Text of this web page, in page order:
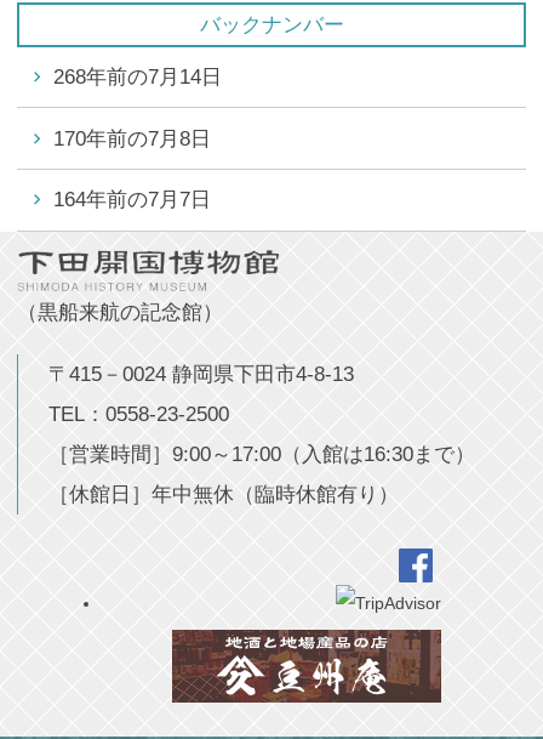
バックナンバー
268年前の7月14日
170年前の7月8日
164年前の7月7日
（黒船来航の記念館）
〒415－0024 静岡県下田市4-8-13
TEL：0558-23-2500
［営業時間］9:00～17:00（入館は16:30まで）
［休館日］年中無休（臨時休館有り）